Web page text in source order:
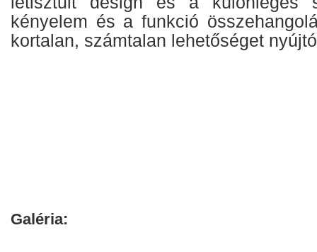
kényelem és a funkció
kortalan, számtalan lehetőséget
Galéria: